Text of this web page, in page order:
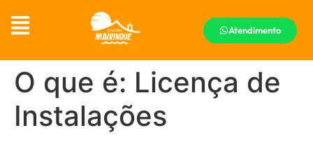
Atendimento
O que é: Licença de
Instalações